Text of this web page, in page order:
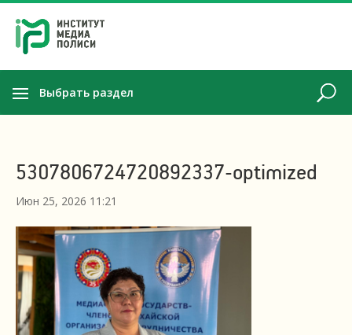
Выбрать раздел
5307806724720892337-optimized
Июн 25, 2026 11:21